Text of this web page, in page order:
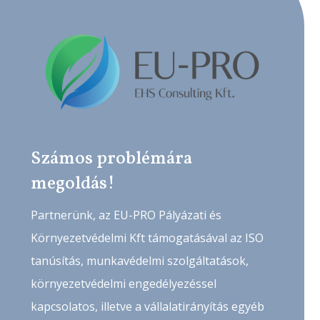
Számos problémára
megoldás!
Partnerünk, az EU-PRO Pályázati és
Környezetvédelmi Kft támogatásával az ISO
tanúsítás, munkavédelmi szolgáltatások,
környezetvédelmi engedélyezéssel
kapcsolatos, illetve a vállalatirányítás egyéb